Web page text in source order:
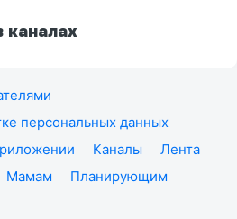
каналах
персональных данных
Каналы
Лента
Мамам
Планирующим